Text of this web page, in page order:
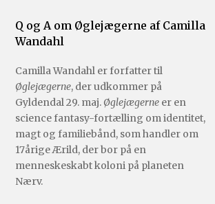
Q og A om Øglejægerne af Camilla
Wandahl
Camilla Wandahl er forfatter til
Øglejægerne, der udkommer på
Gyldendal 29. maj. Øglejægerne er en
science fantasy-fortælling om identitet,
magt og familiebånd, som handler om
17årige Ærild, der bor på en
menneskeskabt koloni på planeten
Nærv.